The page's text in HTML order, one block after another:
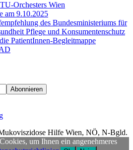
Orchesters Wien
am 9.10.2025
des Bundesministeriums für
Pflege und Konsumentenschutz
PatientInnen-Begleitmappe
Hilfe Wien, NÖ, N-Bgld.
um Ihnen ein angenehmeres